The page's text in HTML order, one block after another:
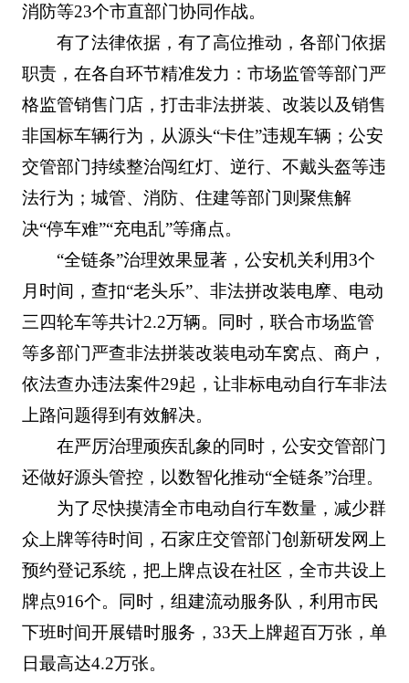
消防等23个市直部门协同作战。
有了法律依据，有了高位推动，各部门依据
职责，在各自环节精准发力：市场监管等部门严
格监管销售门店，打击非法拼装、改装以及销售
非国标车辆行为，从源头“卡住”违规车辆；公安
交管部门持续整治闯红灯、逆行、不戴头盔等违
法行为；城管、消防、住建等部门则聚焦解
决“停车难”“充电乱”等痛点。
“全链条”治理效果显著，公安机关利用3个
月时间，查扣“老头乐”、非法拼改装电摩、电动
三四轮车等共计2.2万辆。同时，联合市场监管
等多部门严查非法拼装改装电动车窝点、商户，
依法查办违法案件29起，让非标电动自行车非法
上路问题得到有效解决。
在严厉治理顽疾乱象的同时，公安交管部门
还做好源头管控，以数智化推动“全链条”治理。
为了尽快摸清全市电动自行车数量，减少群
众上牌等待时间，石家庄交管部门创新研发网上
预约登记系统，把上牌点设在社区，全市共设上
牌点916个。同时，组建流动服务队，利用市民
下班时间开展错时服务，33天上牌超百万张，单
日最高达4.2万张。